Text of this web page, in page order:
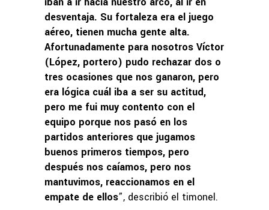
desventaja. Su fortaleza era el juego
aéreo, tienen mucha gente alta.
Afortunadamente para nosotros Víctor
(López, portero) pudo rechazar dos o
tres ocasiones que nos ganaron, pero
era lógica cuál iba a ser su actitud,
pero me fui muy contento con el
equipo porque nos pasó en los
partidos anteriores que jugamos
buenos primeros tiempos, pero
después nos caíamos, pero nos
mantuvimos, reaccionamos en el
empate de ellos”, describió el timonel.